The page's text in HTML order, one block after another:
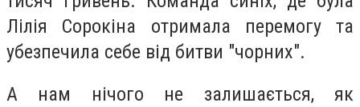
Лілія Сорокіна отримала перемогу та
убезпечила себе від битви "чорних".
А нам нічого не залишається, як